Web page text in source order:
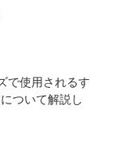
で使用されるす
ついて解説し